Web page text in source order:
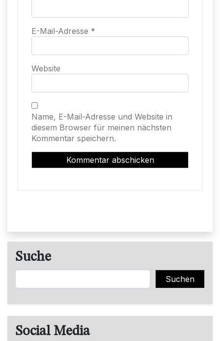
E-Mail-Adresse *
Website
Name, E-Mail-Adresse und Website in
diesem Browser für meinen nächsten
Kommentar speichern.
Suche
Suchen Suchen
Social Media